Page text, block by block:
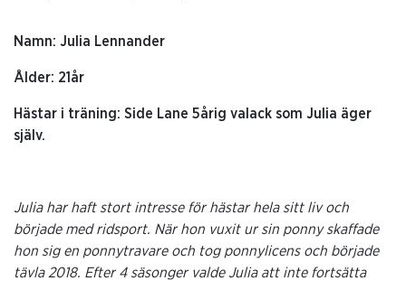
Namn: Julia Lennander
Ålder: 21år
Hästar i träning: Side Lane 5årig valack som Julia äger
själv.
Julia har haft stort intresse för hästar hela sitt liv och
började med ridsport. När hon vuxit ur sin ponny skaffade
hon sig en ponnytravare och tog ponnylicens och började
tävla 2018. Efter 4 säsonger valde Julia att inte fortsätta